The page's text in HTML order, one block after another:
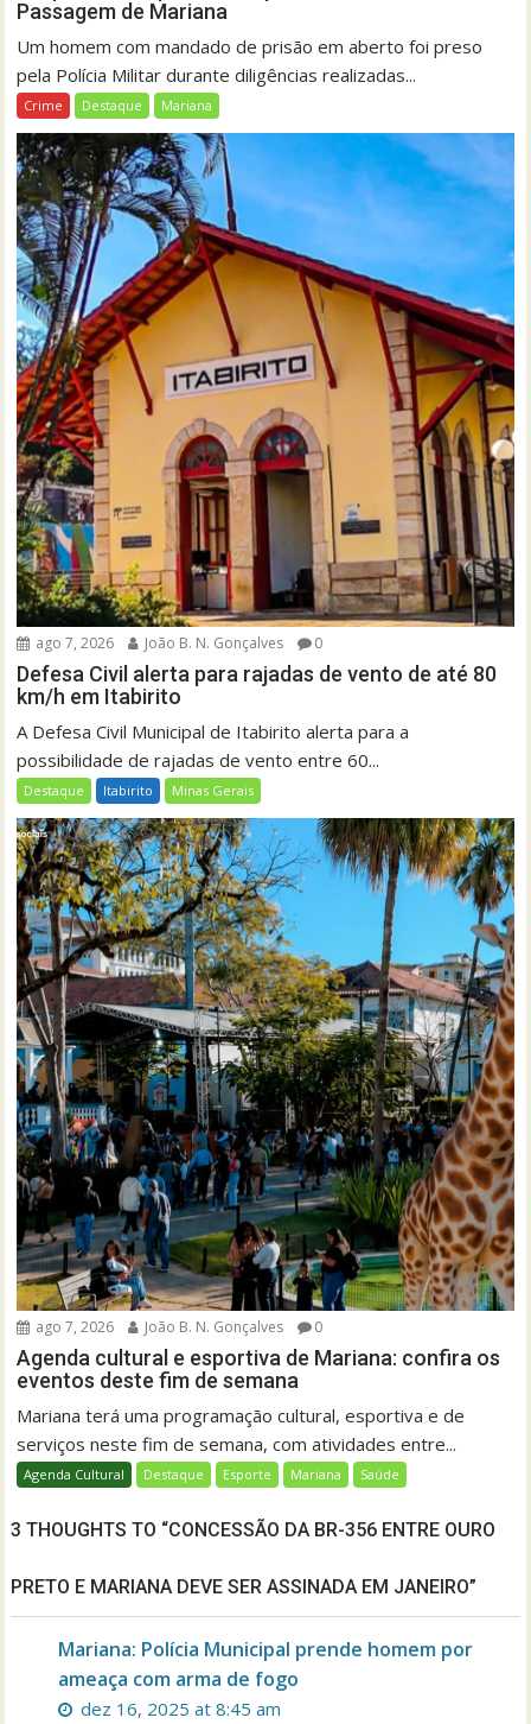
Passagem de Mariana
Um homem com mandado de prisão em aberto foi preso
pela Polícia Militar durante diligências realizadas...
Crime Destaque Mariana
ago 7, 2026 João B. N. Gonçalves 0
Defesa Civil alerta para rajadas de vento de até 80
km/h em Itabirito
A Defesa Civil Municipal de Itabirito alerta para a
possibilidade de rajadas de vento entre 60...
Destaque Itabirito Minas Gerais
ago 7, 2026 João B. N. Gonçalves 0
Agenda cultural e esportiva de Mariana: confira os
eventos deste fim de semana
Mariana terá uma programação cultural, esportiva e de
serviços neste fim de semana, com atividades entre...
Agenda Cultural Destaque Esporte Mariana Saúde
3 THOUGHTS TO “CONCESSÃO DA BR-356 ENTRE OURO
PRETO E MARIANA DEVE SER ASSINADA EM JANEIRO”
Mariana: Polícia Municipal prende homem por
ameaça com arma de fogo
dez 16, 2025 at 8:45 am